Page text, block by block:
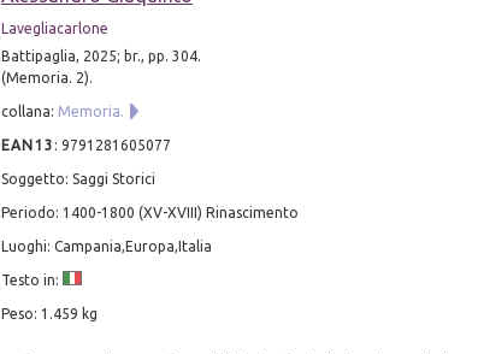
Lavegliacarlone
Battipaglia, 2025; br., pp. 304.
(Memoria. 2).
collana: Memoria.
EAN13 : 9791281605077
Soggetto: Saggi Storici
Periodo: 1400-1800 (XV-XVIII) Rinascimento
Luoghi: Campania,Europa,Italia
Testo in:
Peso: 1.459 kg